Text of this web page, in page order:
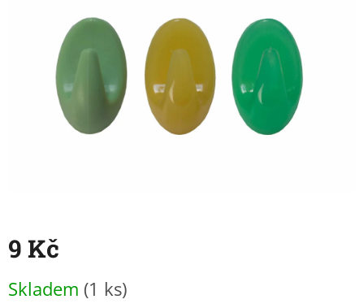
9 Kč
cena:
Skladem (1 ks)